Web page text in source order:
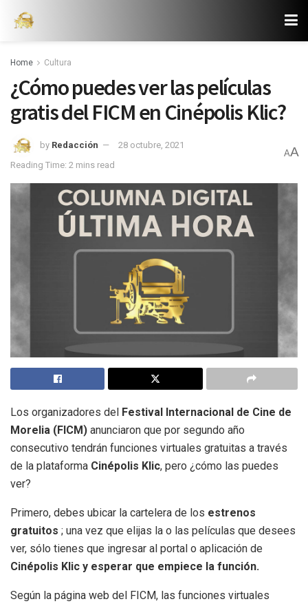
Home Cultura
¿Cómo puedes ver las películas
gratis del FICM en Cinépolis Klic?
by Redacción
28 octubre, 2021
Reading Time: 2 mins read
AA
Los organizadores del
Festival Internacional de Cine de
Morelia (FICM) anunciaron que por segundo año
consecutivo tendrán funciones virtuales gratuitas a través
de la plataforma Cinépolis Klic, pero ¿cómo las puedes
ver?
Primero, debes ubicar la cartelera de los estrenos
gratuitos ; una vez que elijas la o las películas que desees
ver, sólo tienes que ingresar al portal o aplicación de
Cinépolis Klic y esperar que empiece la función.
Según la página web del FICM, las funciones virtuales